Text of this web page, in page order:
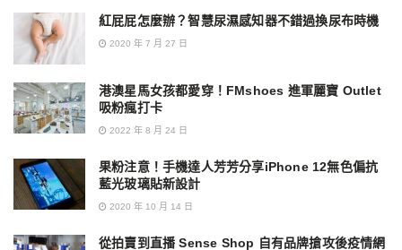
紅屁屁怎麼辦？智慧尿濕感知器不錯過換尿布時機
2020 年 7 月 27 日
港澳星馬女孩都愛穿！FMshoes 進軍麗寶 Outlet
吸粉瘋打卡
2022 年 8 月 24 日
果粉注意！手機達人芳芳分享iPhone 12無色偏抗
藍光玻璃貼新設計
2020 年 10 月 14 日
從拍賣到直播 Sense Shop 自有品牌搶攻後疫情網